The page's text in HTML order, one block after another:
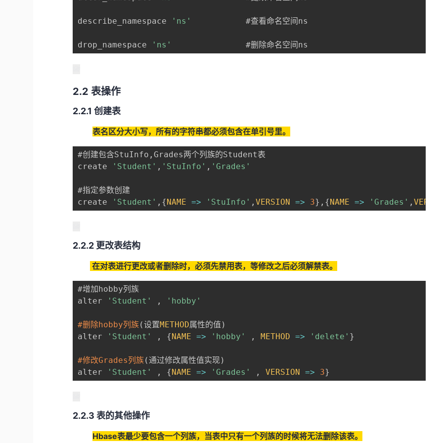
describe_namespace 'ns'
           #查看命名空间ns
drop_namespace 'ns'
               #删除命名空间ns
2.2 表操作
2.2.1 创建表
表名区分大小写，所有的字符串都必须包含在单引号里。
#创建包含StuInfo ,Grades两个列族的Student表
create
'Student' , 'StuInfo' , 'Grades'
#指定参数创建
create
'Student' , {NAME => 'StuInfo' ,VERSION => 3} , {NAME => 'Grades' ,
2.2.2 更改表结构
在对表进行更改或者删除时，必须先禁用表，等修改之后必须解禁表。
#增加hobby列族
alter
'Student' , 'hobby'
#删除hobby列族(设置METHOD属性的值 )
alter
'Student' , {NAME => 'hobby' , METHOD => 'delete' }
#修改Grades列族(通过修改属性值实现)
alter
'Student' , {NAME => 'Grades' , VERSION => 3}
2.2.3 表的其他操作
Hbase表最少要包含一个列族，当表中只有一个列族的时候将无法删除该表。